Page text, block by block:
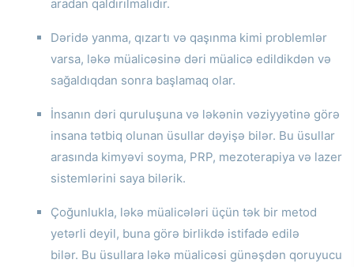
aradan qaldırılmalıdır.
Dəridə yanma, qızartı və qaşınma kimi problemlər
varsa, ləkə müalicəsinə dəri müalicə edildikdən və
sağaldıqdan sonra başlamaq olar.
İnsanın dəri quruluşuna və ləkənin vəziyyətinə görə
insana tətbiq olunan üsullar dəyişə bilər. Bu üsullar
arasında kimyəvi soyma, PRP, mezoterapiya və lazer
sistemlərini saya bilərik.
Çoğunlukla, ləkə müalicələri üçün tək bir metod
yetərli deyil, buna görə birlikdə istifadə edilə
bilər. Bu üsullara ləkə müalicəsi günəşdən qoruyucu